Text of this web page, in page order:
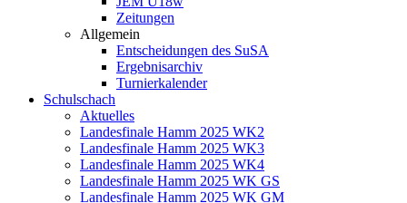
Zeitungen
Allgemein
Entscheidungen des SuSA
Ergebnisarchiv
Turnierkalender
Schulschach
Aktuelles
Landesfinale Hamm 2025 WK2
Landesfinale Hamm 2025 WK3
Landesfinale Hamm 2025 WK4
Landesfinale Hamm 2025 WK GS
Landesfinale Hamm 2025 WK GM